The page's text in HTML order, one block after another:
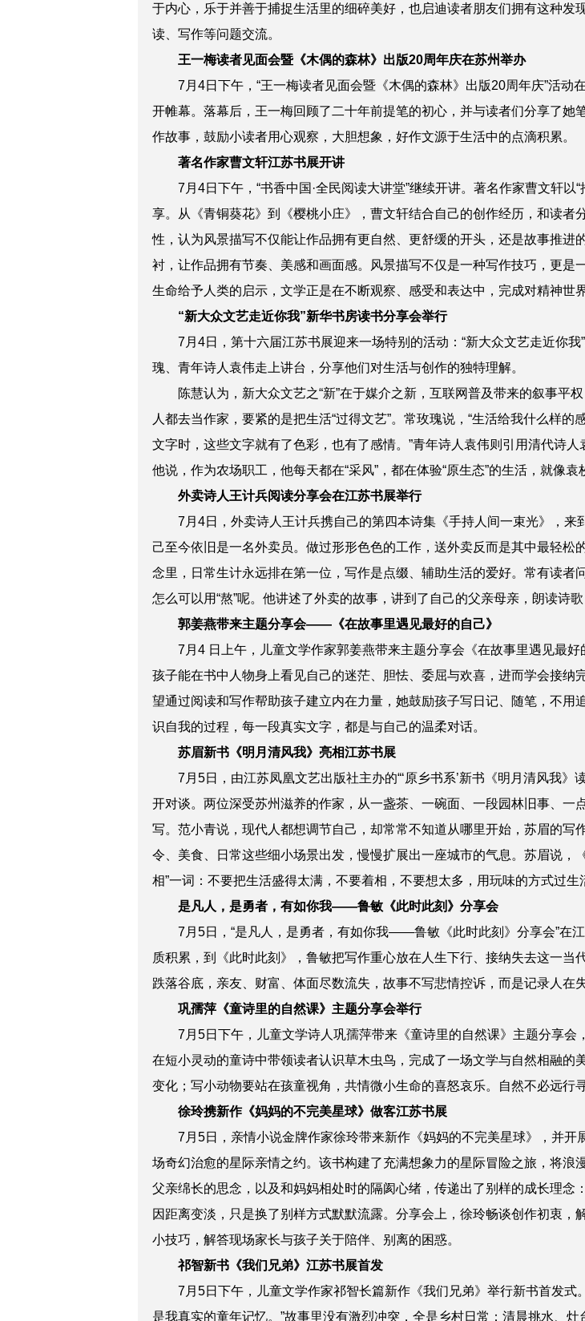
于内心，乐于并善于捕捉生活里的细碎美好，也启迪读者朋友们拥有这种
读、写作等问题交流。
王一梅读者见面会暨《木偶的森林》出版20周年庆在苏州举办
7月4日下午，“王一梅读者见面会暨《木偶的森林》出版20周年庆”活
开帷幕。落幕后，王一梅回顾了二十年前提笔的初心，并与读者们分享了她
作故事，鼓励小读者用心观察，大胆想象，好作文源于生活中的点滴积累。
著名作家曹文轩江苏书展开讲
7月4日下午，“书香中国·全民阅读大讲堂”继续开讲。著名作家曹文轩
享。从《青铜葵花》到《樱桃小庄》，曹文轩结合自己的创作经历，和读者
性，认为风景描写不仅能让作品拥有更自然、更舒缓的开头，还是故事推
衬，让作品拥有节奏、美感和画面感。风景描写不仅是一种写作技巧，更
生命给予人类的启示，文学正是在不断观察、感受和表达中，完成对精神世
“新大众文艺走近你我”新华书房读书分享会举行
7月4日，第十六届江苏书展迎来一场特别的活动：“新大众文艺走近你
瑰、青年诗人袁伟走上讲台，分享他们对生活与创作的独特理解。
陈慧认为，新大众文艺之“新”在于媒介之新，互联网普及带来的叙事平
人都去当作家，要紧的是把生活“过得文艺”。常玫瑰说，“生活给我什么样
文字时，这些文字就有了色彩，也有了感情。”青年诗人袁伟则引用清代诗
他说，作为农场职工，他每天都在“采风”，都在体验“原生态”的生活，就像袁
外卖诗人王计兵阅读分享会在江苏书展举行
7月4日，外卖诗人王计兵携自己的第四本诗集《手持人间一束光》，
己至今依旧是一名外卖员。做过形形色色的工作，送外卖反而是其中最轻
念里，日常生计永远排在第一位，写作是点缀、辅助生活的爱好。常有读
怎么可以用“熬”呢。他讲述了外卖的故事，讲到了自己的父亲母亲，朗读诗
郭姜燕带来主题分享会——《在故事里遇见最好的自己》
7月4 日上午，儿童文学作家郭姜燕带来主题分享会《在故事里遇见最
孩子能在书中人物身上看见自己的迷茫、胆怯、委屈与欢喜，进而学会接
望通过阅读和写作帮助孩子建立内在力量，她鼓励孩子写日记、随笔，不
识自我的过程，每一段真实文字，都是与自己的温柔对话。
苏眉新书《明月清风我》亮相江苏书展
7月5日，由江苏凤凰文艺出版社主办的“‘原乡书系’新书《明月清风我
开对谈。两位深受苏州滋养的作家，从一盏茶、一碗面、一段园林旧事、
写。范小青说，现代人都想调节自己，却常常不知道从哪里开始，苏眉的写
令、美食、日常这些细小场景出发，慢慢扩展出一座城市的气息。苏眉说，
相”一词：不要把生活盛得太满，不要着相，不要想太多，用玩味的方式过生
是凡人，是勇者，有如你我——鲁敏《此时此刻》分享会
7月5日，“是凡人，是勇者，有如你我——鲁敏《此时此刻》分享会”在
质积累，到《此时此刻》，鲁敏把写作重心放在人生下行、接纳失去这一
跌落谷底，亲友、财富、体面尽数流失，故事不写悲情控诉，而是记录人在
巩孺萍《童诗里的自然课》主题分享会举行
7月5日下午，儿童文学诗人巩孺萍带来《童诗里的自然课》主题分享
在短小灵动的童诗中带领读者认识草木虫鸟，完成了一场文学与自然相融
变化；写小动物要站在孩童视角，共情微小生命的喜怒哀乐。自然不必远行
徐玲携新作《妈妈的不完美星球》做客江苏书展
7月5日，亲情小说金牌作家徐玲带来新作《妈妈的不完美星球》，并开
场奇幻治愈的星际亲情之约。该书构建了充满想象力的星际冒险之旅，将
父亲绵长的思念，以及和妈妈相处时的隔阂心绪，传递出了别样的成长理
因距离变淡，只是换了别样方式默默流露。分享会上，徐玲畅谈创作初衷
小技巧，解答现场家长与孩子关于陪伴、别离的困惑。
祁智新书《我们兄弟》江苏书展首发
7月5日下午，儿童文学作家祁智长篇新作《我们兄弟》举行新书首发
是我真实的童年记忆。”故事里没有激烈冲突，全是乡村日常：清晨挑水、